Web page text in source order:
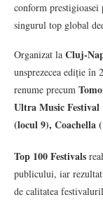
conform
singurul top global
Organizat la Cluj-
unsprezecea ediție în
renume precum
Ultra Music
(locul 9), Coachella
Top 100 Festivals
publicului, iar
de calitatea